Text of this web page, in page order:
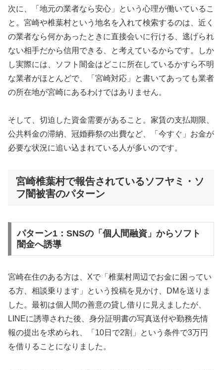
次に、「地元の業者なら安心」という心理が働いているこ
と。宮崎や椎葉村という地名を入れて検索するのは、近く
の業者なら何かあったときに直接会いに行ける、逃げられ
ない相手だから信用できる、と考えているからです。しか
し実際には、ソフト闇金はどこに所在しているかすら不明
な業者がほとんどで、「宮崎対応」と書いてあっても業者
の所在地が宮崎にあるわけではありません。
そして、切迫した資金需要があること。家賃の支払期限、
公共料金の滞納、冠婚葬祭の出費など、「今すぐ」お金が
必要な状況に追い込まれている人が多いのです。
宮崎椎葉村で報告されているソフヤミ・ソ
フ闇被害のパターン
パターン1：SNSの「個人間融資」からソフト
闇金へ誘導
宮崎在住のある方は、Xで「椎葉村周辺でお金に困ってい
る方、相談乗ります」という投稿を見かけ、DMを送りま
した。最初は個人間の善意の貸し借りに見えましたが、
LINEに誘導された後、身分証明書の写真送付や勤務先情
報の提出を求められ、「10日で2割」という条件で3万円
を借りることになりました。